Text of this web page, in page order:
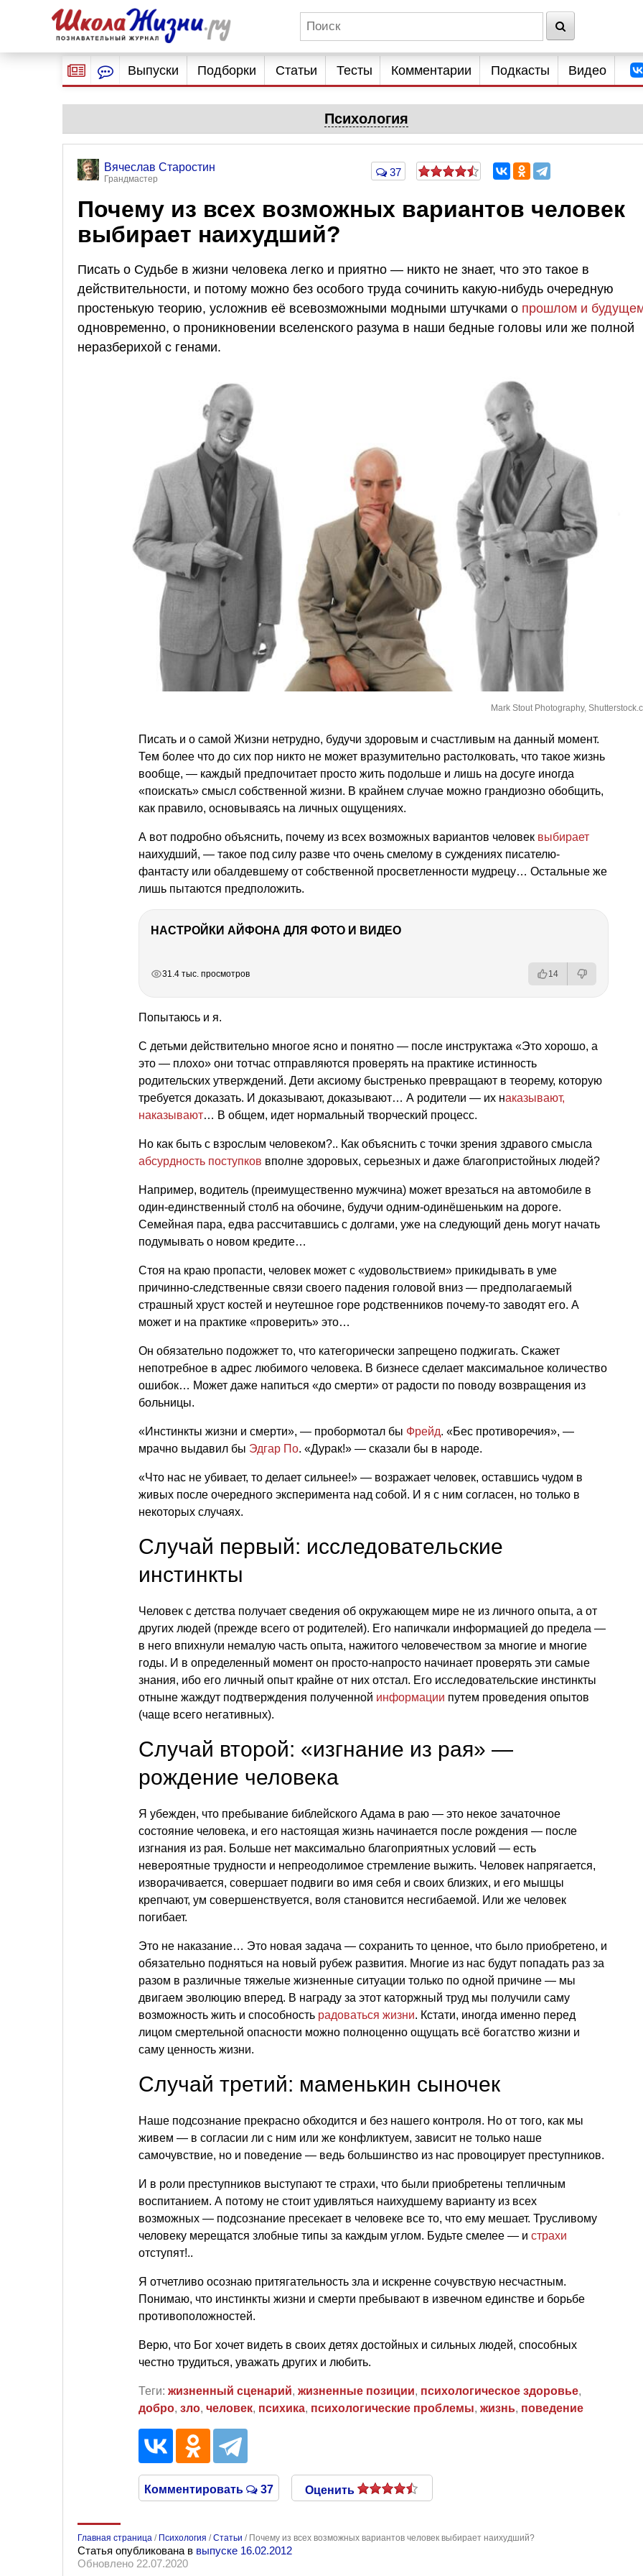
Выпуски Подборки Статьи Тесты Комментарии Подкасты Видео
Психология
Вячеслав Старостин
Грандмастер
37
Почему из всех возможных вариантов человек
выбирает наихудший?
Писать о Судьбе в жизни человека легко и приятно — никто не знает, что это такое в
действительности, и потому можно без особого труда сочинить какую-нибудь очередную
простенькую теорию, усложнив её всевозможными модными штучками о прошлом и
одновременно, о проникновении вселенского разума в наши бедные головы или же полной
неразберихой с генами.
Mark Stout Photography,
Писать и о самой Жизни нетрудно, будучи здоровым и счастливым на данный момент.
Тем более что до сих пор никто не может вразумительно растолковать, что такое жизнь
вообще, — каждый предпочитает просто жить подольше и лишь на досуге иногда
«поискать» смысл собственной жизни. В крайнем случае можно грандиозно обобщить,
как правило, основываясь на личных ощущениях.
А вот подробно объяснить, почему из всех возможных вариантов человек выбирает
наихудший, — такое под силу разве что очень смелому в суждениях писателю-
фантасту или обалдевшему от собственной просветленности мудрецу… Остальные же
лишь пытаются предположить.
НАСТРОЙКИ АЙФОНА ДЛЯ ФОТО И ВИДЕО
31.4 тыс. просмотров 14
Попытаюсь и я.
С детьми действительно многое ясно и понятно — после инструктажа «Это хорошо, а
это — плохо» они тотчас отправляются проверять на практике истинность
родительских утверждений. Дети аксиому быстренько превращают в теорему, которую
требуется доказать. И доказывают, доказывают… А родители — их наказывают,
наказывают… В общем, идет нормальный творческий процесс.
Но как быть с взрослым человеком?.. Как объяснить с точки зрения здравого смысла
абсурдность поступков вполне здоровых, серьезных и даже благопристойных людей?
Например, водитель (преимущественно мужчина) может врезаться на автомобиле в
один-единственный столб на обочине, будучи одним-одинёшеньким на дороге.
Семейная пара, едва рассчитавшись с долгами, уже на следующий день могут начать
подумывать о новом кредите…
Стоя на краю пропасти, человек может с «удовольствием» прикидывать в уме
причинно-следственные связи своего падения головой вниз — предполагаемый
страшный хруст костей и неутешное горе родственников почему-то заводят его. А
может и на практике «проверить» это…
Он обязательно подожжет то, что категорически запрещено поджигать. Скажет
непотребное в адрес любимого человека. В бизнесе сделает максимальное количество
ошибок… Может даже напиться «до смерти» от радости по поводу возвращения из
больницы.
«Инстинкты жизни и смерти», — пробормотал бы Фрейд. «Бес противоречия», —
мрачно выдавил бы Эдгар По. «Дурак!» — сказали бы в народе.
«Что нас не убивает, то делает сильнее!» — возражает человек, оставшись чудом в
живых после очередного эксперимента над собой. И я с ним согласен, но только в
некоторых случаях.
Случай первый: исследовательские
инстинкты
Человек с детства получает сведения об окружающем мире не из личного опыта, а от
других людей (прежде всего от родителей). Его напичкали информацией до предела —
в него впихнули немалую часть опыта, нажитого человечеством за многие и многие
годы. И в определенный момент он просто-напросто начинает проверять эти самые
знания, ибо его личный опыт крайне от них отстал. Его исследовательские инстинкты
отныне жаждут подтверждения полученной информации путем проведения опытов
(чаще всего негативных).
Случай второй: «изгнание из рая» —
рождение человека
Я убежден, что пребывание библейского Адама в раю — это некое зачаточное
состояние человека, и его настоящая жизнь начинается после рождения — после
изгнания из рая. Больше нет максимально благоприятных условий — есть
невероятные трудности и непреодолимое стремление выжить. Человек напрягается,
изворачивается, совершает подвиги во имя себя и своих близких, и его мышцы
крепчают, ум совершенствуется, воля становится несгибаемой. Или же человек
погибает.
Это не наказание… Это новая задача — сохранить то ценное, что было приобретено, и
обязательно подняться на новый рубеж развития. Многие из нас будут попадать раз за
разом в различные тяжелые жизненные ситуации только по одной причине — мы
двигаем эволюцию вперед. В награду за этот каторжный труд мы получили саму
возможность жить и способность радоваться жизни. Кстати, иногда именно перед
лицом смертельной опасности можно полноценно ощущать всё богатство жизни и
саму ценность жизни.
Случай третий: маменькин сыночек
Наше подсознание прекрасно обходится и без нашего контроля. Но от того, как мы
живем — в согласии ли с ним или же конфликтуем, зависит не только наше
самочувствие, но и поведение — ведь большинство из нас провоцирует преступников.
И в роли преступников выступают те страхи, что были приобретены тепличным
воспитанием. А потому не стоит удивляться наихудшему варианту из всех
возможных — подсознание пресекает в человеке все то, что ему мешает. Трусливому
человеку мерещатся злобные типы за каждым углом. Будьте смелее — и страхи
отступят!..
Я отчетливо осознаю притягательность зла и искренне сочувствую несчастным.
Понимаю, что инстинкты жизни и смерти пребывают в извечном единстве и борьбе
противоположностей.
Верю, что Бог хочет видеть в своих детях достойных и сильных людей, способных
честно трудиться, уважать других и любить.
Теги: жизненный сценарий, жизненные позиции, психологическое здоровье,
добро, зло, человек, психика, психологические проблемы, жизнь, поведение
Комментировать 37 Оценить
Главная страница / Психология /Статьи / Почему из всех возможных вариантов человек выбирает наихудший?
Статья опубликована в выпуске 16.02.2012
Обновлено 22.07.2020